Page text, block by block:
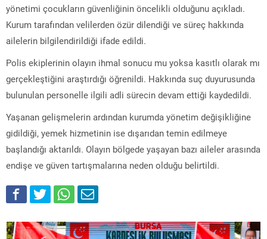
yönetimi çocukların güvenliğinin öncelikli olduğunu açıkladı.
Kurum tarafından velilerden özür dilendiği ve süreç hakkında
ailelerin bilgilendirildiği ifade edildi.
Polis ekiplerinin olayın ihmal sonucu mu yoksa kasıtlı olarak mı
gerçekleştiğini araştırdığı öğrenildi. Hakkında suç duyurusunda
bulunulan personelle ilgili adli sürecin devam ettiği kaydedildi.
Yaşanan gelişmelerin ardından kurumda yönetim değişikliğine
gidildiği, yemek hizmetinin ise dışarıdan temin edilmeye
başlandığı aktarıldı. Olayın bölgede yaşayan bazı aileler arasında
endişe ve güven tartışmalarına neden olduğu belirtildi.